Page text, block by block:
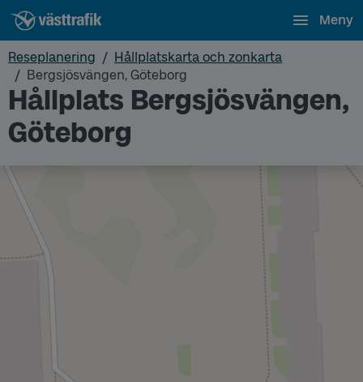
Meny
Reseplanering
Hållplatskarta och zonkarta
Bergsjösvängen, Göteborg
Hållplats Bergsjösvängen,
Göteborg